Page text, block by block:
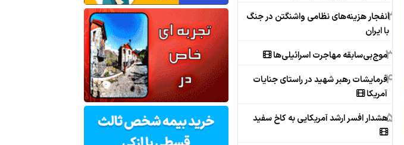
2انفجار هزینه‌های نظامی واشنگتن در جنگ
با ایران
3موج‌بی‌سابقه مهاجرت اسرائیلی‌ها
4فرمایشات رهبر شهید در راستای جنایات
آمریکا
5هشدار افسر ارشد آمریکایی به کاخ سفید